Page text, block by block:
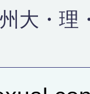
大・理